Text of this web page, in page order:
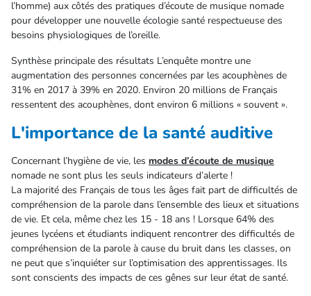
l’homme) aux côtés des pratiques d’écoute de musique nomade
pour développer une nouvelle écologie santé respectueuse des
besoins physiologiques de l’oreille.
Synthèse principale des résultats L’enquête montre une
augmentation des personnes concernées par les acouphènes de
31% en 2017 à 39% en 2020. Environ 20 millions de Français
ressentent des acouphènes, dont environ 6 millions « souvent ».
L'importance de la santé auditive
Concernant l’hygiène de vie, les modes d’écoute de musique
nomade ne sont plus les seuls indicateurs d’alerte !
La majorité des Français de tous les âges fait part de difficultés de
compréhension de la parole dans l’ensemble des lieux et situations
de vie. Et cela, même chez les 15 - 18 ans ! Lorsque 64% des
jeunes lycéens et étudiants indiquent rencontrer des difficultés de
compréhension de la parole à cause du bruit dans les classes, on
ne peut que s’inquiéter sur l’optimisation des apprentissages. Ils
sont conscients des impacts de ces gênes sur leur état de santé.